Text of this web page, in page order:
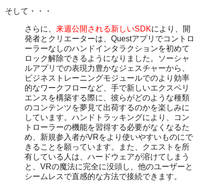
そして・・・
さらに、 来週公開される新しいSDKにより、開
発者とクリエーターは、Questアプリでコントロ
ーラーなしのハンドインタラクションを初めて
ロック解除できるようになりました。ソーシャ
ルアプリでの表現力豊かなジェスチャーから、
ビジネストレーニングモジュールでのより効率
的なワークフローなど、手で新しいエクスペリ
エンスを構築する際に、彼らがどのような種類
のコンテンツを夢見て出荷するのかを楽しみに
しています。ハンドトラッキングにより、コン
トローラーの機能を習得する必要がなくなるた
め、新規参入者がVRをより使いやすいものにで
きることを願っています。また、クエストを所
有している人は、ハードウェアが溶けてしまう
と、VRの魔法に完全に没頭し、他のユーザーと
シームレスで直感的な方法で接続できます。